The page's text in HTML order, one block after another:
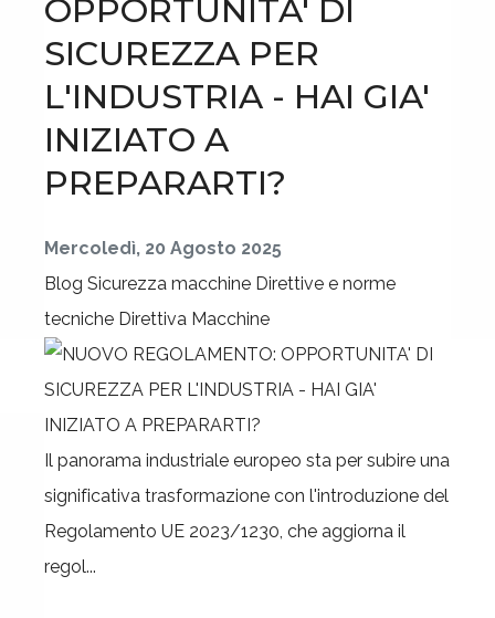
OPPORTUNITA' DI
SICUREZZA PER
L'INDUSTRIA - HAI GIA'
INIZIATO A
PREPARARTI?
Mercoledì, 20 Agosto 2025
Blog Sicurezza macchine Direttive e norme
tecniche Direttiva Macchine
Il panorama industriale europeo sta per subire una
significativa trasformazione con l'introduzione del
Regolamento UE 2023/1230, che aggiorna il
regol...